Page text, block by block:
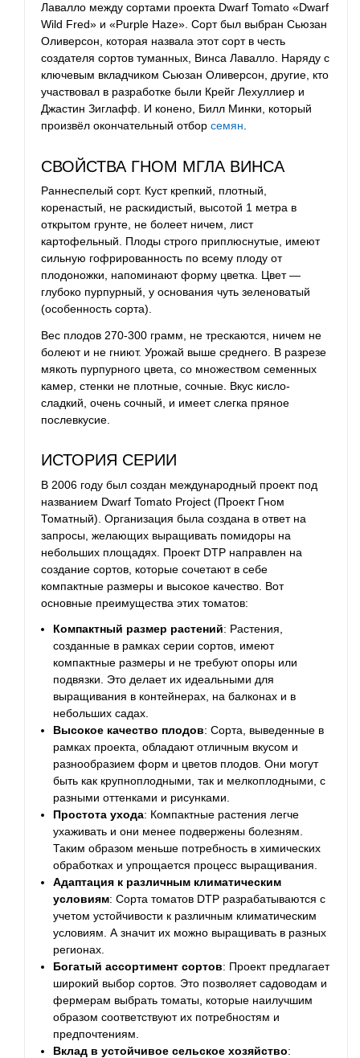
Лавалло между сортами проекта Dwarf Tomato «Dwarf
Wild Fred» и «Purple Haze». Сорт был выбран Сьюзан
Оливерсон, которая назвала этот сорт в честь
создателя сортов туманных, Винса Лавалло. Наряду с
ключевым вкладчиком Сьюзан Оливерсон, другие, кто
участвовал в разработке были Крейг Лехуллиер и
Джастин Зиглафф. И конено, Билл Минки, который
произвёл окончательный отбор семян
СВОЙСТВА ГНОМ МГЛА ВИНСА
Раннеспелый сорт. Куст крепкий, плотный,
коренастый, не раскидистый, высотой 1 метра в
открытом грунте, не болеет ничем, лист
картофельный. Плоды строго приплюснутые, имеют
сильную гофрированность по всему плоду от
плодоножки, напоминают форму цветка. Цвет —
глубоко пурпурный, у основания чуть зеленоватый
(особенность сорта).
Вес плодов 270-300 грамм, не трескаются, ничем не
болеют и не гниют. Урожай выше среднего. В разрезе
мякоть пурпурного цвета, со множеством семенных
камер, стенки не плотные, сочные. Вкус кисло-
сладкий, очень сочный, и имеет слегка пряное
послевкусие.
ИСТОРИЯ СЕРИИ
В 2006 году был создан международный проект под
названием Dwarf Tomato Project (Проект Гном
Томатный). Организация была создана в ответ на
запросы, желающих выращивать помидоры на
небольших площадях. Проект DTP направлен на
создание сортов, которые сочетают в себе
компактные размеры и высокое качество. Вот
основные преимущества этих томатов:
Компактный размер растений: Растения,
созданные в рамках серии сортов, имеют
компактные размеры и не требуют опоры или
подвязки. Это делает их идеальными для
выращивания в контейнерах, на балконах и в
небольших садах.
Высокое качество плодов: Сорта, выведенные в
рамках проекта, обладают отличным вкусом и
разнообразием форм и цветов плодов. Они могут
быть как крупноплодными, так и мелкоплодными, с
разными оттенками и рисунками.
Простота ухода: Компактные растения легче
ухаживать и они менее подвержены болезням.
Таким образом меньше потребность в химических
обработках и упрощается процесс выращивания.
Адаптация к различным климатическим
условиям: Сорта томатов DTP разрабатываются с
учетом устойчивости к различным климатическим
условиям. А значит их можно выращивать в разных
регионах.
Богатый ассортимент сортов: Проект предлагает
широкий выбор сортов. Это позволяет садоводам и
фермерам выбрать томаты, которые наилучшим
образом соответствуют их потребностям и
предпочтениям.
Вклад в устойчивое сельское хозяйство: